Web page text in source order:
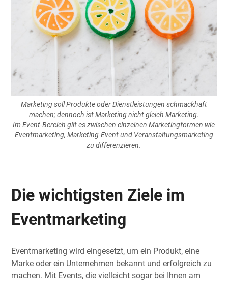
Marketing soll Produkte oder Dienstleistungen schmackhaft
machen; dennoch ist Marketing nicht gleich Marketing.
Im Event-Bereich gilt es zwischen einzelnen Marketingformen wie
Eventmarketing, Marketing-Event und Veranstaltungsmarketing
zu differenzieren.
Die wichtigsten Ziele im
Eventmarketing
Eventmarketing wird eingesetzt, um ein Produkt, eine
Marke oder ein Unternehmen bekannt und erfolgreich zu
machen. Mit Events, die vielleicht sogar bei Ihnen am